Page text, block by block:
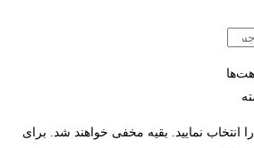
انتخاب نمایید. بقیه مخفی خواهند شد. برای